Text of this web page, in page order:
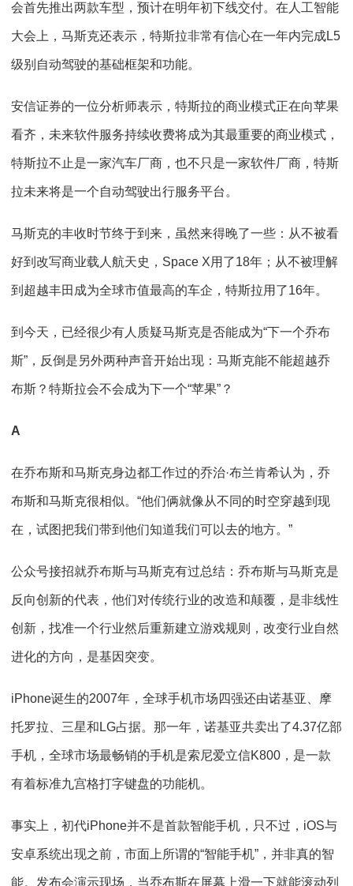
会首先推出两款车型，预计在明年初下线交付。在人工智能
大会上，马斯克还表示，特斯拉非常有信心在一年内完成L5
级别自动驾驶的基础框架和功能。
安信证券的一位分析师表示，特斯拉的商业模式正在向苹果
看齐，未来软件服务持续收费将成为其最重要的商业模式，
特斯拉不止是一家汽车厂商，也不只是一家软件厂商，特斯
拉未来将是一个自动驾驶出行服务平台。
马斯克的丰收时节终于到来，虽然来得晚了一些：从不被看
好到改写商业载人航天史，Space X用了18年；从不被理解
到超越丰田成为全球市值最高的车企，特斯拉用了16年。
到今天，已经很少有人质疑马斯克是否能成为“下一个乔布
斯”，反倒是另外两种声音开始出现：马斯克能不能超越乔
布斯？特斯拉会不会成为下一个“苹果”？
A
在乔布斯和马斯克身边都工作过的乔治·布兰肯希认为，乔
布斯和马斯克很相似。“他们俩就像从不同的时空穿越到现
在，试图把我们带到他们知道我们可以去的地方。”
公众号接招就乔布斯与马斯克有过总结：乔布斯与马斯克是
反向创新的代表，他们对传统行业的改造和颠覆，是非线性
创新，找准一个行业然后重新建立游戏规则，改变行业自然
进化的方向，是基因突变。
iPhone诞生的2007年，全球手机市场四强还由诺基亚、摩
托罗拉、三星和LG占据。那一年，诺基亚共卖出了4.37亿部
手机，全球市场最畅销的手机是索尼爱立信K800，是一款
有着标准九宫格打字键盘的功能机。
事实上，初代iPhone并不是首款智能手机，只不过，iOS与
安卓系统出现之前，市面上所谓的“智能手机”，并非真的智
能。发布会演示现场，当乔布斯在屏幕上滑一下就能滚动列